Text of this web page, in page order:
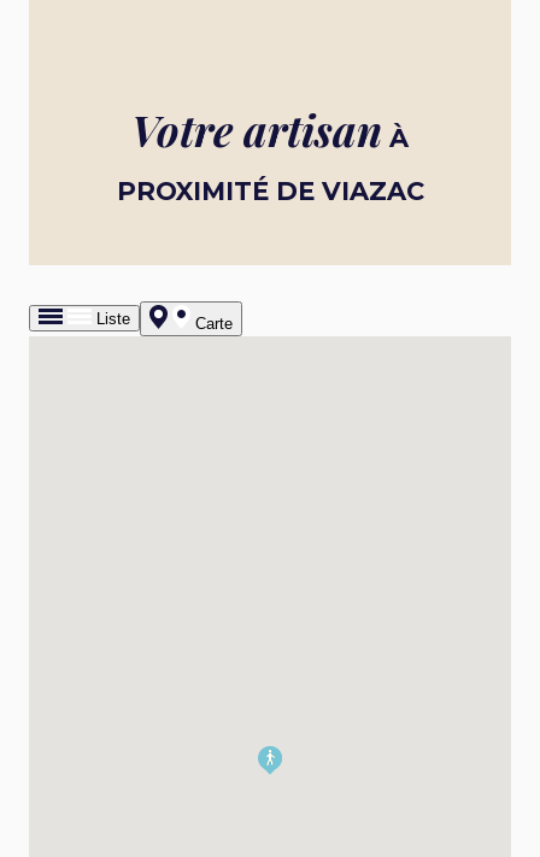
Votre artisan À
PROXIMITÉ DE VIAZAC
Liste Carte